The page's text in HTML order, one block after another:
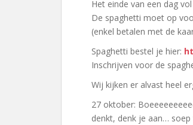
Het einde van een dag
De spaghetti moet op
(enkel betalen met de
Spaghetti bestel je hier:
Inschrijven voor de
Wij kijken er alvast heel
27 oktober:
denkt, denk je aan… soep